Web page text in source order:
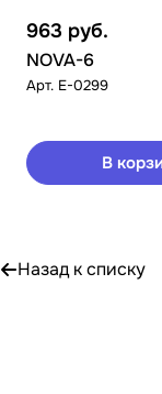
963 руб.
NOVA-6
Арт. E-0299
В
Назад к списку